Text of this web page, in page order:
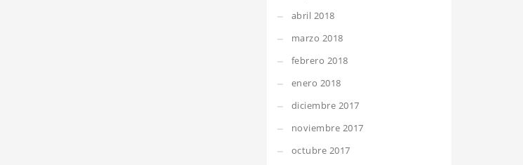
abril 2018
marzo 2018
febrero 2018
enero 2018
diciembre 2017
noviembre 2017
octubre 2017